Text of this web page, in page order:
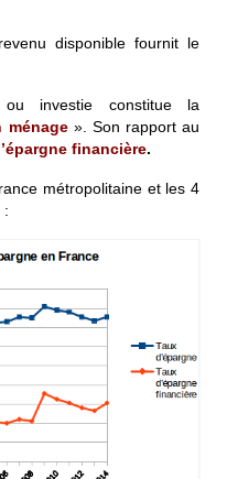
disponible fournit le
ou investie constitue la
ménage». Son rapport au
financière.
métropolitaine et les 4
: